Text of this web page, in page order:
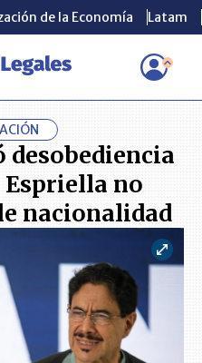
de la Economía Latam
anunció desobediencia civil si
de la Economía Latam
desobediencia
no
nacionalidad